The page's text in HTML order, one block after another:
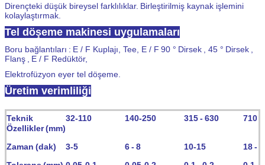
Dirençteki düşük bireysel farklılıklar. Birleştirilmiş kaynak işlemini
kolaylaştırmak.
Tel döşeme makinesi uygulamaları
Boru bağlantıları : E / F Kuplajı, Tee, E / F 90 ° Dirsek , 45 ° Dirsek
Flanş
E / F Redüktör,
Elektrofüzyon eyer tel döşeme.
Üretim verimliliği
Teknik
Özellikler(mm)
32-110 140-250 315- 630 710
Zaman (dak) 3-5 6- 8 10-15 18-